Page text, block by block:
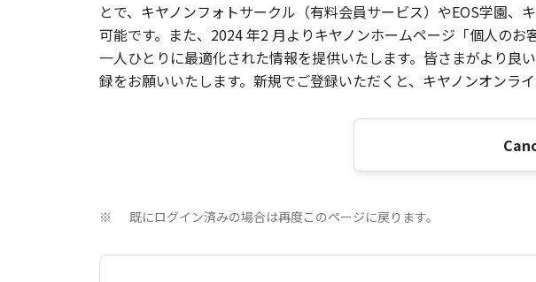
とで、キヤノンフォトサークル（有料会員サービス）やEOS学園
可能です。また、2024 年2 月よりキヤノンホームページ「個人の
一人ひとりに最適化された情報を提供いたします。皆さまがより
録をお願いいたします。新規でご登録いただくと、キヤノンオンラ
※ 既にログイン済みの場合は再度このページに戻ります。